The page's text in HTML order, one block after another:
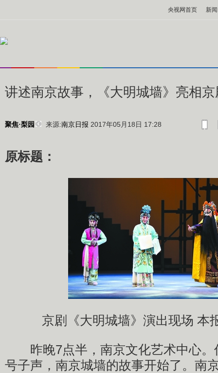
央视网首页 新闻
讲述南京故事，《大明城墙》亮相
聚焦·梨园 来源:南京日报 2017年05月18日 17:28
原标题：
京剧《大明城墙》演出现场 本
昨晚7点半，南京文化艺术中心。
号子声，南京城墙的故事开始了。南